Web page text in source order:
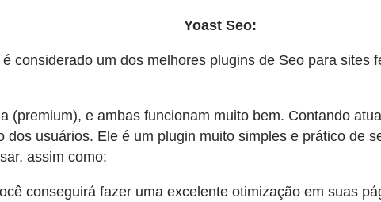
Yoast Seo:
é considerado um dos melhores plugins de Seo para sites
(premium), e ambas funcionam muito bem. Contando
usuários. Ele é um plugin muito simples e prático de
assim como:
conseguirá fazer uma excelente otimização em suas